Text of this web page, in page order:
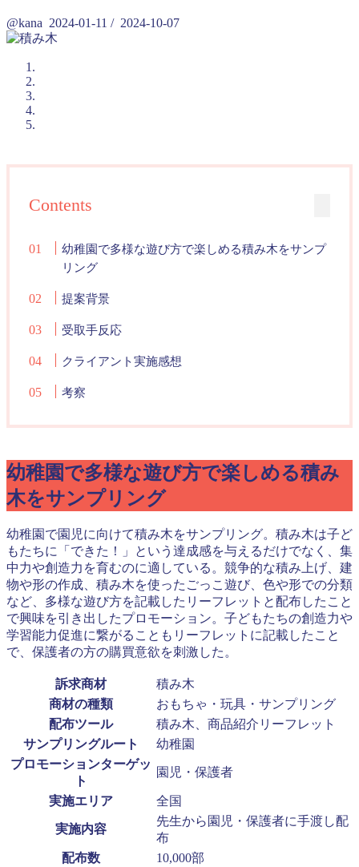
@kana 2024-01-11 / 2024-10-07
Contents
幼稚園で多様な遊び方で楽しめる積み木をサンプ
リング
提案背景
受取手反応
クライアント実施感想
考察
幼稚園で多様な遊び方で楽しめる積み
木をサンプリング
幼稚園で園児に向けて積み木をサンプリング。積み木は子ど
もたちに「できた！」という達成感を与えるだけでなく、集
中力や創造力を育むのに適している。競争的な積み上げ、建
物や形の作成、積み木を使ったごっこ遊び、色や形での分類
など、多様な遊び方を記載したリーフレットと配布したこと
で興味を引き出したプロモーション。子どもたちの創造力や
学習能力促進に繋がることもリーフレットに記載したこと
で、保護者の方の購買意欲を刺激した。
訴求商材
積み木
商材の種類
おもちゃ・玩具・サンプリング
配布ツール
積み木、商品紹介リーフレット
サンプリングルート
幼稚園
プロモーションターゲッ
ト
園児・保護者
実施エリア 全国
実施内容
先生から園児・保護者に手渡し配
布
配布数
10,000部